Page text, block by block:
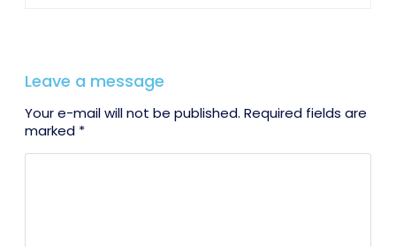
Leave a message
Your e-mail will not be published. Required fields are
marked *